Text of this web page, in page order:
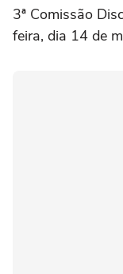
3ª Comissão
feira, dia 14 de